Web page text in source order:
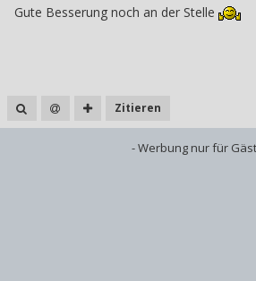
Gute Besserung noch an der Stelle
Zitieren
- Werbung nur für